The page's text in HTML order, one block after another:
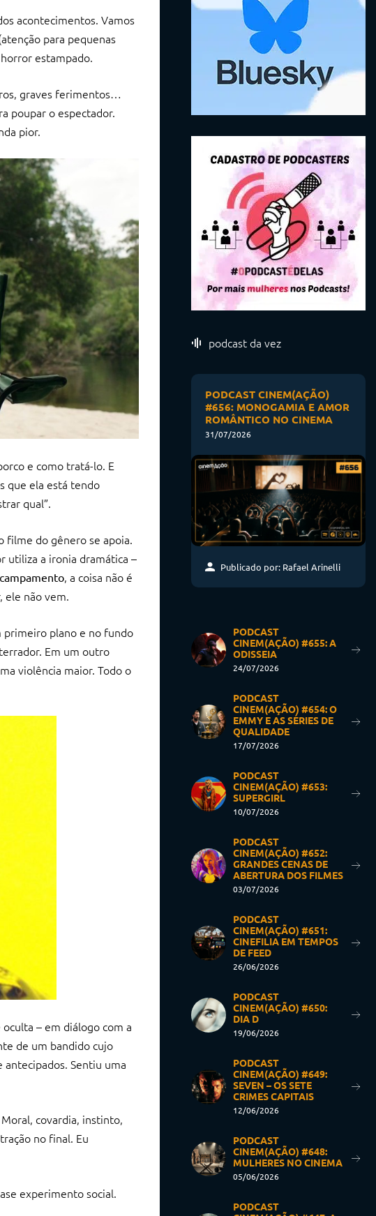
acontecimentos. Vamos
para pequenas
estampado.
graves ferimentos…
poupar o espectador.
pior.
e como tratá-lo. E
que ela está tendo
qual”.
filme do gênero se apoia.
utiliza a ironia dramática –
, a coisa não é
ele não vem.
primeiro plano e no fundo
Em um outro
violência maior. Todo o
– em diálogo com a
de um bandido cujo
Sentiu uma
covardia, instinto,
no final. Eu
experimento social.
podcast da vez
PODCAST CINEM(AÇÃO)
#656: MONOGAMIA E AMOR
ROMÂNTICO NO CINEMA
31/07/2026
Publicado por: Rafael Arinelli
PODCAST
CINEM(AÇÃO) #655: A
ODISSEIA
24/07/2026
PODCAST
CINEM(AÇÃO) #654: O
EMMY E AS SÉRIES DE
QUALIDADE
17/07/2026
PODCAST
CINEM(AÇÃO) #653:
SUPERGIRL
10/07/2026
PODCAST
CINEM(AÇÃO) #652:
GRANDES CENAS DE
ABERTURA DOS FILMES
03/07/2026
PODCAST
CINEM(AÇÃO) #651:
CINEFILIA EM TEMPOS
DE FEED
26/06/2026
PODCAST
CINEM(AÇÃO) #650:
DIA D
19/06/2026
PODCAST
CINEM(AÇÃO) #649:
SEVEN – OS SETE
CRIMES CAPITAIS
12/06/2026
PODCAST
CINEM(AÇÃO) #648:
MULHERES NO CINEMA
05/06/2026
PODCAST